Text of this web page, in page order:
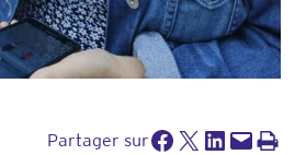
Partager surPartager sur Facebook
Partager sur X Partager sur LinkedIn
Envoyer cette page par e-mailImprimer cette